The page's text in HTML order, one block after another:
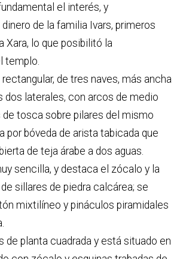
el interés, y
de la familia Ivars, primeros
Xara, lo que posibilitó la
templo.
de tres naves, más ancha
dos laterales, con arcos de medio
tosca sobre pilares del mismo
por bóveda de arista tabicada que
de teja árabe a dos aguas.
sencilla, y destaca el zócalo y la
sillares de piedra calcárea; se
mixtilíneo y pináculos piramidales
de planta cuadrada y está situado en